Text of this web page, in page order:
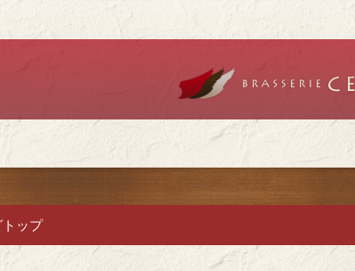
レンチ「ブラ
チ・ディナ
ラットリーセレスト」で記念日や
ップ